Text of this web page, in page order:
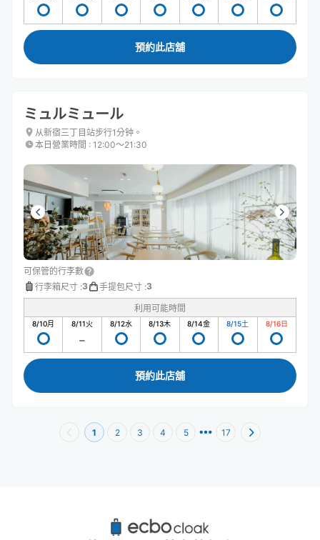
預約此店舖
ミュルミュール
从新宿三丁目站步行1分钟。
本日營業時間 : 12:00〜21:30
可保管的行李數
行李箱尺寸 :3 手提包尺寸 :3
利用可能時間
8/10月 8/11火 8/12水 8/13木 8/14金 8/15土 8/16日
預約此店舖
1 2 3 4 5 17
千馱谷站附近推薦的寄物櫃